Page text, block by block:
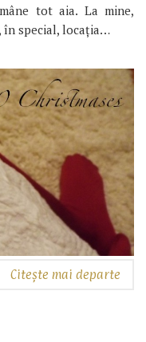
tot aia. La mine,
în special, locația…
Citește mai departe